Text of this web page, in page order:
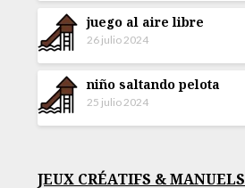
juego al aire libre
26 julio 2024
niño saltando pelota
25 julio 2024
JEUX CRÉATIFS & MANUELS